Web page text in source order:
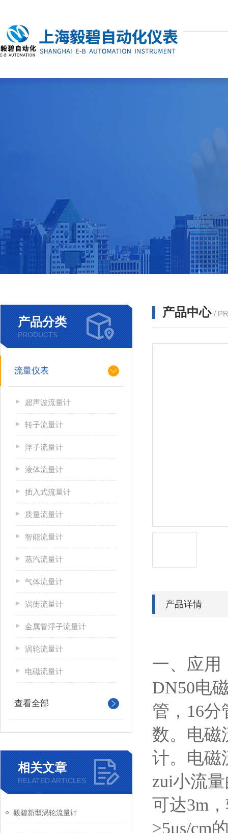
产品分类
PRODUCTS
流量仪表
超声波流量计
转子流量计
浮子流量计
液体流量计
插入式流量计
质量流量计
智能流量计
蒸汽流量计
气体流量计
涡街流量计
金属管浮子流量计
涡轮流量计
电磁流量计
查看全部
相关文章
RELATED ARTICLES
毅碧新型涡轮流量计
产品中心 /
产品详情
一、应用
DN50电
管，16
数。电磁
计。电磁
zui小流
可达3m
≥5μs/cm